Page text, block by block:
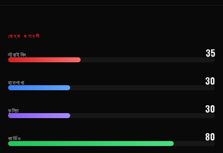
যোদ্ধা গুণাবলী
স্ট্রাইকিং 35
হাতপাখা 30
কুস্তি 30
কার্ডিও 80